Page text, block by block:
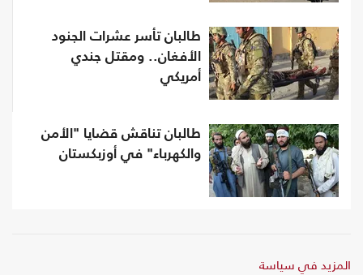
طالبان تأسر عشرات الجنود
الأفغان.. ومقتل جندي
أمريكي
طالبان تناقش قضايا "الأمن
والكهرباء" في أوزبكستان
المزيد في سياسة